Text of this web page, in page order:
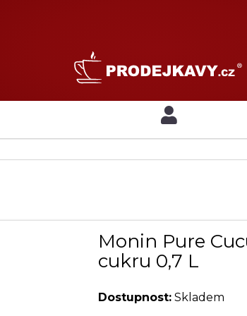
Monin Pure
cukru 0,7 L
Dostupnost: Skladem